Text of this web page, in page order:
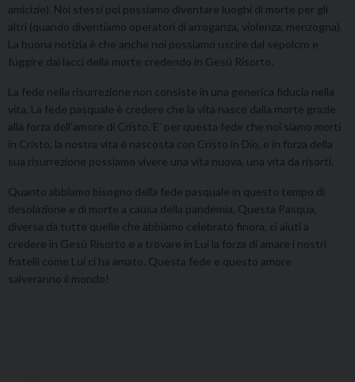
amicizie). Noi stessi poi possiamo diventare luoghi di morte per gli
altri (quando diventiamo operatori di arroganza, violenza, menzogna).
La buona notizia è che anche noi possiamo uscire dal sepolcro e
fuggire dai lacci della morte credendo in Gesù Risorto.
La fede nella risurrezione non consiste in una generica fiducia nella
vita. La fede pasquale è credere che la vita nasce dalla morte grazie
alla forza dell’amore di Cristo. E’ per questa fede che noi siamo morti
in Cristo, la nostra vita è nascosta con Cristo in Dio, e in forza della
sua risurrezione possiamo vivere una vita nuova, una vita da risorti.
Quanto abbiamo bisogno della fede pasquale in questo tempo di
desolazione e di morte a causa della pandemia. Questa Pasqua,
diversa da tutte quelle che abbiamo celebrato finora, ci aiuti a
credere in Gesù Risorto e a trovare in Lui la forza di amare i nostri
fratelli come Lui ci ha amato. Questa fede e questo amore
salveranno il mondo!